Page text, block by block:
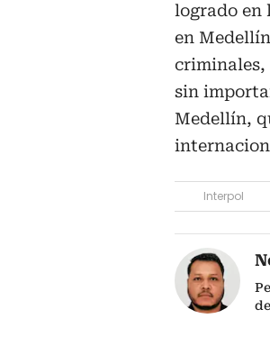
logrado en
en
criminales,
sin
Medellín,
Interpol